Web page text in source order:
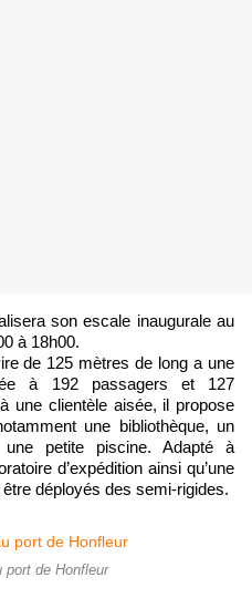
son escale inaugurale au
à 18h00.
de 125 mètres de long a une
à 192 passagers et 127
une clientèle aisée, il propose
une bibliothèque, un
petite piscine. Adapté à
d’expédition ainsi qu’une
déployés des semi-rigides.
port de Honfleur